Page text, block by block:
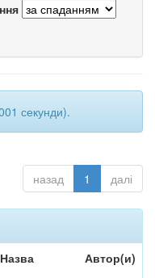
секунди).
назад 1 далі
Назва Автор(и)